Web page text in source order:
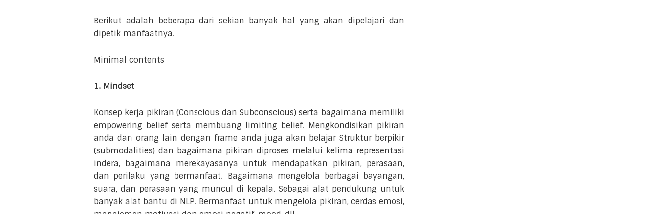
Berikut adalah beberapa dari sekian banyak hal yang akan dipelajari dan
dipetik manfaatnya.
Minimal contents
1. Mindset
Konsep kerja pikiran (Conscious dan Subconscious) serta bagaimana memiliki
empowering belief serta membuang limiting belief. Mengkondisikan pikiran
anda dan orang lain dengan frame anda juga akan belajar Struktur berpikir
(submodalities) dan bagaimana pikiran diproses melalui kelima representasi
indera, bagaimana merekayasanya untuk mendapatkan pikiran, perasaan,
dan perilaku yang bermanfaat. Bagaimana mengelola berbagai bayangan,
suara, dan perasaan yang muncul di kepala. Sebagai alat pendukung untuk
banyak alat bantu di NLP. Bermanfaat untuk mengelola pikiran, cerdas emosi,